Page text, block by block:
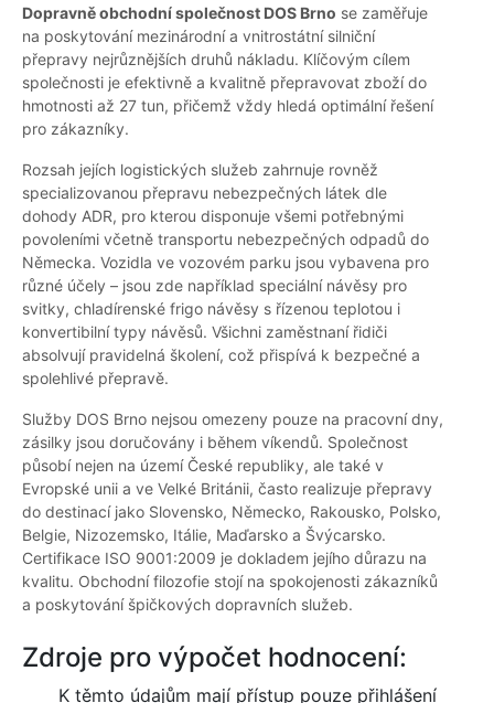
Dopravně obchodní společnost DOS Brno se zaměřuje
na poskytování mezinárodní a vnitrostátní silniční
přepravy nejrůznějších druhů nákladu. Klíčovým cílem
společnosti je efektivně a kvalitně přepravovat zboží do
hmotnosti až 27 tun, přičemž vždy hledá optimální řešení
pro zákazníky.
Rozsah jejích logistických služeb zahrnuje rovněž
specializovanou přepravu nebezpečných látek dle
dohody ADR, pro kterou disponuje všemi potřebnými
povoleními včetně transportu nebezpečných odpadů do
Německa. Vozidla ve vozovém parku jsou vybavena pro
různé účely – jsou zde například speciální návěsy pro
svitky, chladírenské frigo návěsy s řízenou teplotou i
konvertibilní typy návěsů. Všichni zaměstnaní řidiči
absolvují pravidelná školení, což přispívá k bezpečné a
spolehlivé přepravě.
Služby DOS Brno nejsou omezeny pouze na pracovní dny,
zásilky jsou doručovány i během víkendů. Společnost
působí nejen na území České republiky, ale také v
Evropské unii a ve Velké Británii, často realizuje přepravy
do destinací jako Slovensko, Německo, Rakousko, Polsko,
Belgie, Nizozemsko, Itálie, Maďarsko a Švýcarsko.
Certifikace ISO 9001:2009 je dokladem jejího důrazu na
kvalitu. Obchodní filozofie stojí na spokojenosti zákazníků
a poskytování špičkových dopravních služeb.
Zdroje pro výpočet hodnocení:
K těmto údajům mají přístup pouze přihlášení